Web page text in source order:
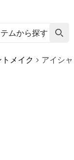
メイク アイシ